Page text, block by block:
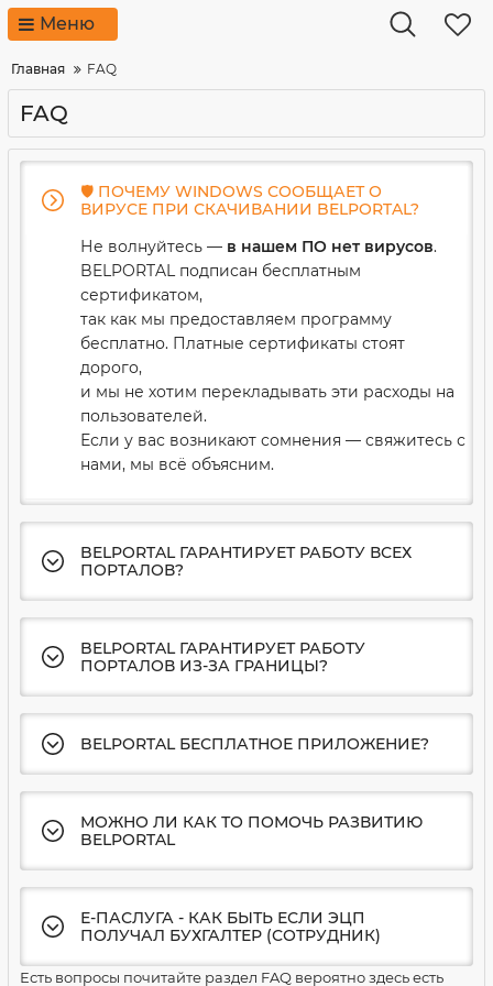
Меню
Главная FAQ
FAQ
🛡 ПОЧЕМУ WINDOWS СООБЩАЕТ О
ВИРУСЕ ПРИ СКАЧИВАНИИ BELPORTAL?
Не волнуйтесь — в нашем ПО нет вирусов.
BELPORTAL подписан бесплатным
сертификатом,
так как мы предоставляем программу
бесплатно. Платные сертификаты стоят
дорого,
и мы не хотим перекладывать эти расходы на
пользователей.
Если у вас возникают сомнения — свяжитесь с
нами, мы всё объясним.
BELPORTAL ГАРАНТИРУЕТ РАБОТУ ВСЕХ
ПОРТАЛОВ?
BELPORTAL ГАРАНТИРУЕТ РАБОТУ
ПОРТАЛОВ ИЗ-ЗА ГРАНИЦЫ?
BELPORTAL БЕСПЛАТНОЕ ПРИЛОЖЕНИЕ?
МОЖНО ЛИ КАК ТО ПОМОЧЬ РАЗВИТИЮ
BELPORTAL
Е-ПАСЛУГА - КАК БЫТЬ ЕСЛИ ЭЦП
ПОЛУЧАЛ БУХГАЛТЕР (СОТРУДНИК)
Есть вопросы почитайте раздел FAQ вероятно здесь есть